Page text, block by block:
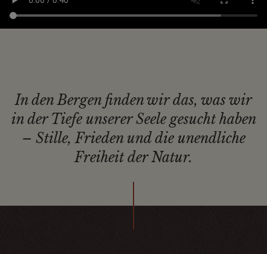
In den Bergen finden wir das, was wir
in der Tiefe unserer Seele gesucht haben
– Stille, Frieden und die unendliche
Freiheit der Natur.